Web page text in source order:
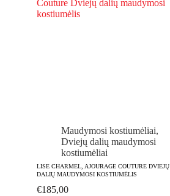
Maudymosi kostiumėliai,
Dviejų dalių maudymosi
kostiumėliai
LISE CHARMEL, AJOURAGE COUTURE DVIEJŲ
DALIŲ MAUDYMOSI KOSTIUMĖLIS
€185,00